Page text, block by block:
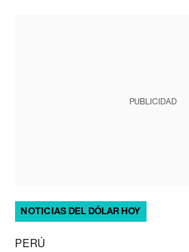
PUBLICIDAD
NOTICIAS DEL DÓLAR HOY
PERÚ